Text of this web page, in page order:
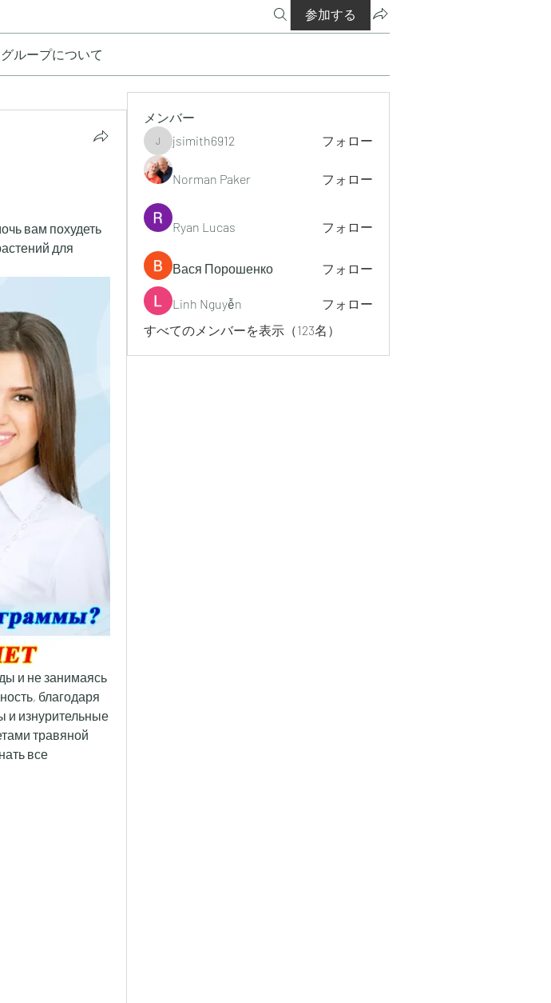
参加する
グループについて
вам похудеть
для
и не занимаясь
благодаря
и изнурительные
травяной
все
メンバー
jsimith6912
jsimith6912 フォロー
Norman Paker フォロー
Ryan Lucas フォロー
Вася Порошенко フォロー
Linh Nguyễn
フォロー
すべてのメンバーを表示（123名）